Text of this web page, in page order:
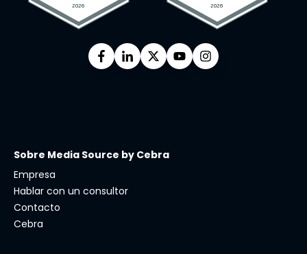
Sobre Media Source by Cebra
Empresa
Hablar con un consultor
Contacto
Cebra